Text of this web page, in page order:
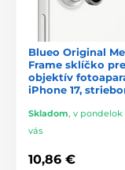
Blueo Original
Frame sklíčko pre
objektív
iPhone 17,
Skladom, v pondelok
vás
10,86 €